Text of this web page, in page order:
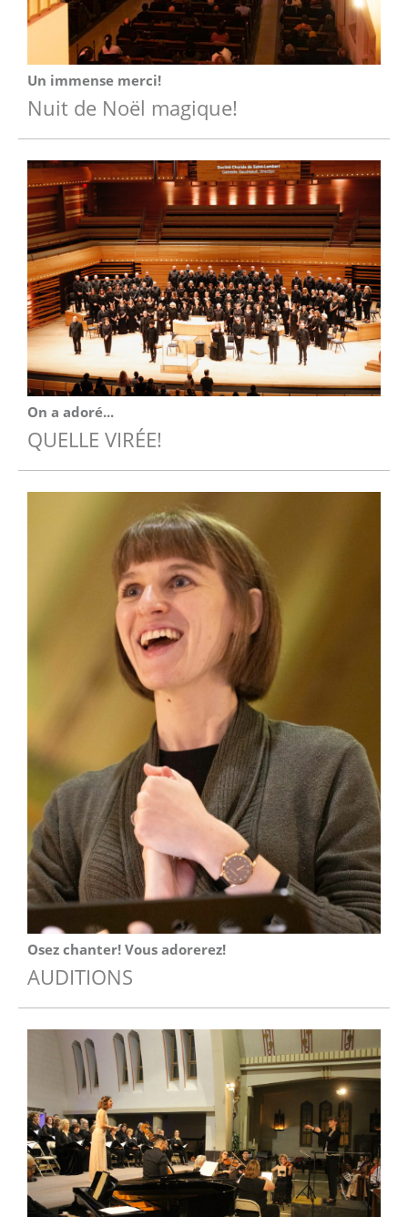
Un immense merci!
Nuit de Noël magique!
On a adoré...
QUELLE VIRÉE!
Osez chanter! Vous adorerez!
AUDITIONS